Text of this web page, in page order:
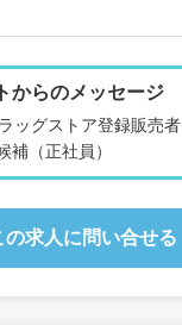
からのメッセージ
ッグストア登録販売者
補（正社員）
の求人に問い合せる